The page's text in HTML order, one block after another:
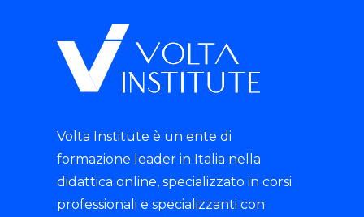
Volta Institute è un ente di
formazione leader in Italia nella
didattica online, specializzato in corsi
professionali e specializzanti con